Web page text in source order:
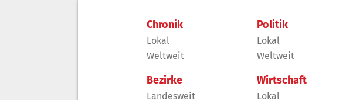
Chronik
Lokal
Weltweit
Bezirke
Landesweit
Politik
Lokal
Weltweit
Wirtschaft
Lokal